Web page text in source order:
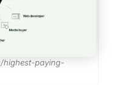
highest-paying-